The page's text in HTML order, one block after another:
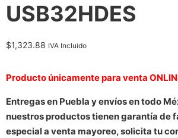
USB32HDES
$1,323.88 IVA Incluido
Producto únicamente para venta
Entregas en Puebla y envíos en todo
nuestros productos tienen garantía de
especial a venta mayoreo, solicita tu